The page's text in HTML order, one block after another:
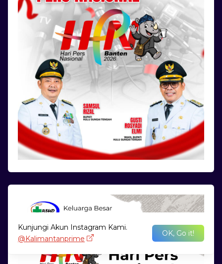
Kunjungi Akun Instagram Kami.
@Kalimantanprime
OK, Go it!